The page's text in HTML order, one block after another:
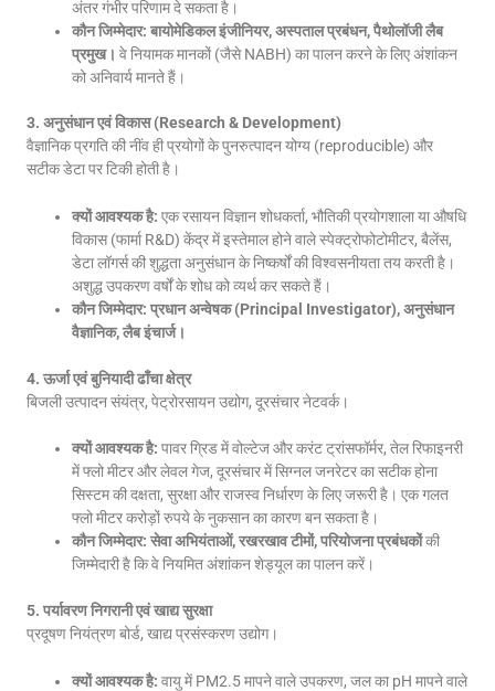
अंतर गंभीर परिणाम दे सकता है।
कौन जिम्मेदार: बायोमेडिकल इंजीनियर, अस्पताल प्रबंधन, पैथोलॉजी लैब
प्रमुख। वे नियामक मानकों (जैसे NABH) का पालन करने के लिए अंशांकन
को अनिवार्य मानते हैं।
3. अनुसंधान एवं विकास (Research & Development)
वैज्ञानिक प्रगति की नींव ही प्रयोगों के पुनरुत्पादन योग्य (reproducible) और
सटीक डेटा पर टिकी होती है।
क्यों आवश्यक है: एक रसायन विज्ञान शोधकर्ता, भौतिकी प्रयोगशाला या औषधि
विकास (फार्मा R&D) केंद्र में इस्तेमाल होने वाले स्पेक्ट्रोफोटोमीटर, बैलेंस,
डेटा लॉगर्स की शुद्धता अनुसंधान के निष्कर्षों की विश्वसनीयता तय करती है।
अशुद्ध उपकरण वर्षों के शोध को व्यर्थ कर सकते हैं।
कौन जिम्मेदार: प्रधान अन्वेषक (Principal Investigator), अनुसंधान
वैज्ञानिक, लैब इंचार्ज।
4. ऊर्जा एवं बुनियादी ढाँचा क्षेत्र
बिजली उत्पादन संयंत्र, पेट्रोरसायन उद्योग, दूरसंचार नेटवर्क।
क्यों आवश्यक है: पावर ग्रिड में वोल्टेज और करंट ट्रांसफॉर्मर, तेल रिफाइनरी
में फ्लो मीटर और लेवल गेज, दूरसंचार में सिग्नल जनरेटर का सटीक होना
सिस्टम की दक्षता, सुरक्षा और राजस्व निर्धारण के लिए जरूरी है। एक गलत
फ्लो मीटर करोड़ों रुपये के नुकसान का कारण बन सकता है।
कौन जिम्मेदार: सेवा अभियंताओं, रखरखाव टीमों, परियोजना प्रबंधकोंकी
जिम्मेदारी है कि वे नियमित अंशांकन शेड्यूल का पालन करें।
5. पर्यावरण निगरानी एवं खाद्य सुरक्षा
प्रदूषण नियंत्रण बोर्ड, खाद्य प्रसंस्करण उद्योग।
क्यों आवश्यक है: वायु में PM2.5 मापने वाले उपकरण, जल का pH मापने वाले